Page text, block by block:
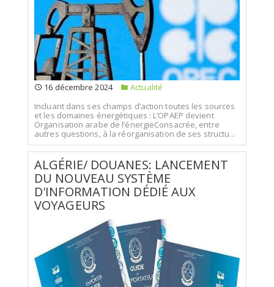
16 décembre 2024
Actualité
Incluant dans ses champs d’action toutes les sources
et les domaines énergétiques : L’OPAEP devient
Organisation arabe de l’énergieConsacrée, entre
autres questions, à la réorganisation de ses structu...
ALGÉRIE/ DOUANES: LANCEMENT
DU NOUVEAU SYSTÈME
D'INFORMATION DÉDIÉ AUX
VOYAGEURS